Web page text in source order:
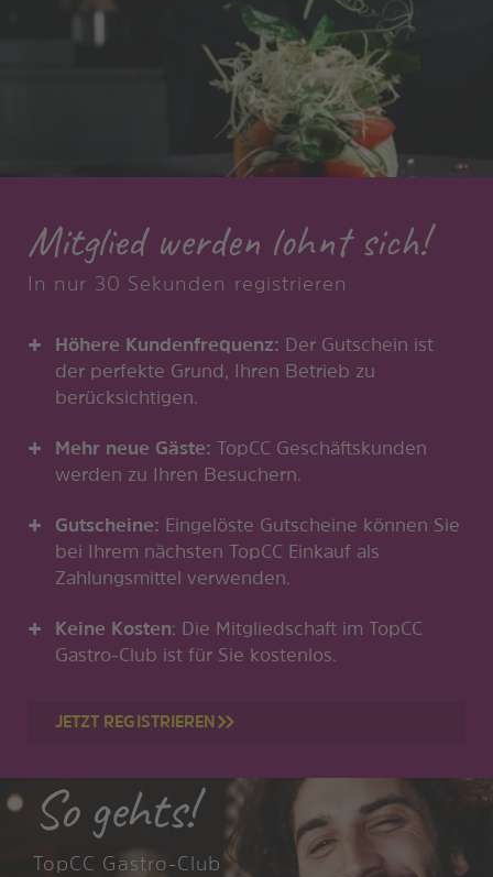
Mitglied werden lohnt sich!
In nur 30 Sekunden registrieren
Höhere Kundenfrequenz: Der Gutschein ist
der perfekte Grund, Ihren Betrieb zu
berücksichtigen.
Mehr neue Gäste: TopCC Geschäftskunden
werden zu Ihren Besuchern.
Gutscheine: Eingelöste Gutscheine können Sie
bei Ihrem nächsten TopCC Einkauf als
Zahlungsmittel verwenden.
Keine Kosten: Die Mitgliedschaft im TopCC
Gastro-Club ist für Sie kostenlos.
JETZT REGISTRIEREN
So gehts!
TopCC Gastro-Club